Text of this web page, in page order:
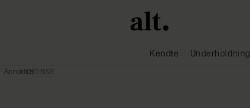
Kendte Underholdning
Annonce